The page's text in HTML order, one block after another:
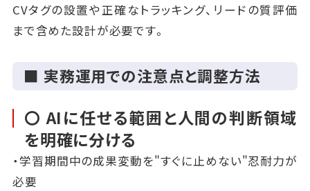
CVタグの設置や正確なトラッキング、リードの質評価
まで含めた設計が必要です。
■ 実務運用での注意点と調整方法
〇 AIに任せる範囲と人間の判断領域
を明確に分ける
・学習期間中の成果変動を"すぐに止めない"忍耐力が
必要